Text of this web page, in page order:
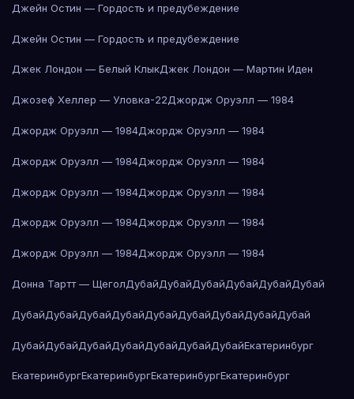
Джейн Остин — Гордость и предубеждение
Джейн Остин — Гордость и предубеждение
Джек Лондон — Белый КлыкДжек Лондон — Мартин Иден
Джозеф Хеллер — Уловка-22Джордж Оруэлл — 1984
Джордж Оруэлл — 1984Джордж Оруэлл — 1984
Джордж Оруэлл — 1984Джордж Оруэлл — 1984
Джордж Оруэлл — 1984Джордж Оруэлл — 1984
Джордж Оруэлл — 1984Джордж Оруэлл — 1984
Джордж Оруэлл — 1984Джордж Оруэлл — 1984
Донна Тартт — ЩеголДубайДубайДубайДубайДубайДубай
ДубайДубайДубайДубайДубайДубайДубайДубайДубай
ДубайДубайДубайДубайДубайДубайДубайЕкатеринбург
ЕкатеринбургЕкатеринбургЕкатеринбургЕкатеринбург